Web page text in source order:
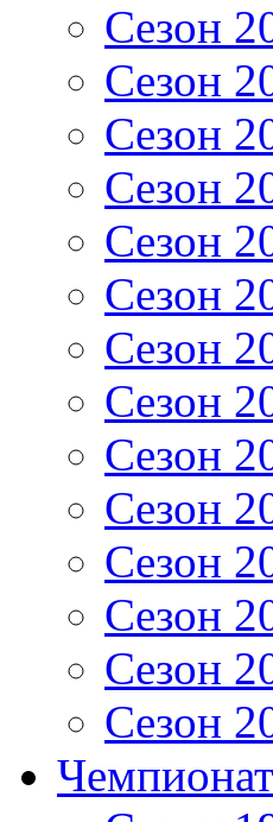
Сезон
Сезон
Сезон
Сезон
Сезон
Сезон
Сезон
Сезон
Сезон
Сезон
Сезон
Сезон
Сезон
Сезон
Чемпионат